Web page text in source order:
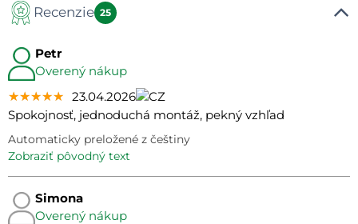
Manuál
Recenzie 25
Petr
Overený nákup
★★★★★
★★★★★
★★★★★ 23.04.2026
Spokojnosť, jednoduchá montáž, pekný vzhľad
Automaticky preložené z češtiny
zobraziť pôvodný text
Simona
Overený nákup